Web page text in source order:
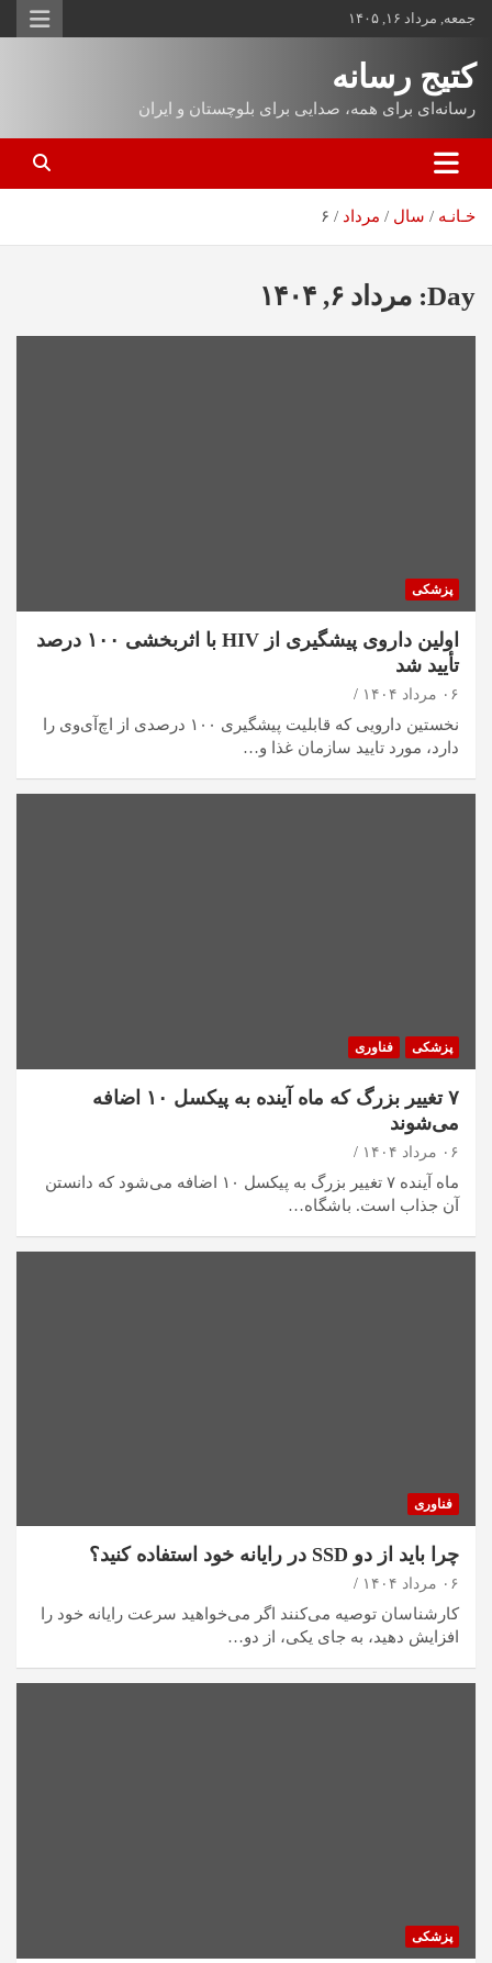
جمعه, مرداد ۱۶, ۱۴۰۵
کتیج رسانه
رسانه‌ای برای همه، صدایی برای بلوچستان و ایران
خـانـه سال مرداد ۶
Day: مرداد ۶, ۱۴۰۴
پزشکی
اولین داروی پیشگیری از HIV با اثربخشی ۱۰۰ درصد
تأیید شد
۰۶ مرداد ۱۴۰۴
نخستین دارویی که قابلیت پیشگیری ۱۰۰ درصدی از اچ‌آی‌وی را
دارد، مورد تایید سازمان غذا و…
پزشکی فناوری
۷ تغییر بزرگ که ماه آینده به پیکسل ۱۰ اضافه
می‌شوند
۰۶ مرداد ۱۴۰۴
ماه آینده ۷ تغییر بزرگ به پیکسل ۱۰ اضافه می‌شود که دانستن
آن جذاب است. باشگاه…
فناوری
چرا باید از دو SSD در رایانه خود استفاده کنید؟
۰۶ مرداد ۱۴۰۴
کارشناسان توصیه می‌کنند اگر می‌خواهید سرعت رایانه خود را
افزایش دهید، به جای یکی، از دو…
پزشکی